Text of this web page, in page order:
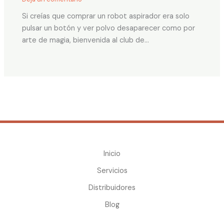
Si creías que comprar un robot aspirador era solo
pulsar un botón y ver polvo desaparecer como por
arte de magia, bienvenida al club de…
Inicio
Servicios
Distribuidores
Blog